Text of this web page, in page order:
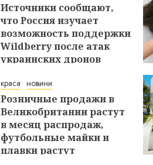
Источники сообщают,
что Россия изучает
возможность поддержки
Wildberry после атак
украинских дронов
краса новини
Розничные продажи в
Великобритании растут
в месяц распродаж,
футбольные майки и
плавки растут